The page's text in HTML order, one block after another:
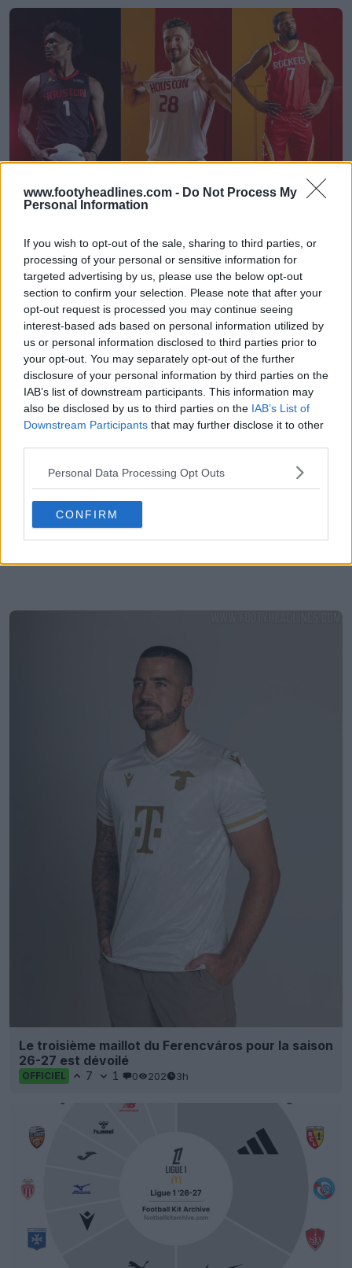
www.footyheadlines.com - Do Not Process My
Personal Information
If you wish to opt-out of the sale, sharing to third parties, or
processing of your personal or sensitive information for
targeted advertising by us, please use the below opt-out
section to confirm your selection. Please note that after your
opt-out request is processed you may continue seeing
interest-based ads based on personal information utilized by
us or personal information disclosed to third parties prior to
your opt-out. You may separately opt-out of the further
disclosure of your personal information by third parties on the
IAB’s list of downstream participants. This information may
also be disclosed by us to third parties on the IAB’s List of
Downstream Participants that may further disclose it to other
Personal Data Processing Opt Outs
CONFIRM
Les maillots 26-27 des Houston Rockets dévoilés
OFFICIEL Basketball Jersey Archive 17h
Le troisième maillot du Ferencváros pour la saison
26-27 est dévoilé
OFFICIEL 7 1 0 202 3h